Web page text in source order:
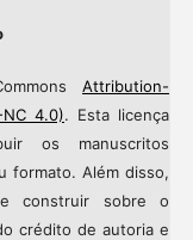
Attribution-
4.0). Esta licença
os manuscritos
formato. Além disso,
e construir sobre o
crédito de autoria e